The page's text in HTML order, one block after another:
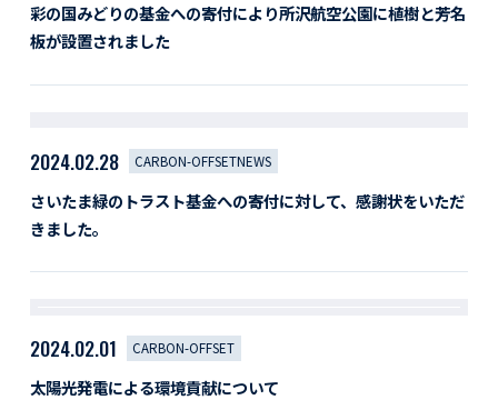
彩の国みどりの基金への寄付により所沢航空公園に植樹と芳名
板が設置されました
2024.02.28 CARBON-OFFSETNEWS
さいたま緑のトラスト基金への寄付に対して、感謝状をいただ
きました。
2024.02.01 CARBON-OFFSET
太陽光発電による環境貢献について